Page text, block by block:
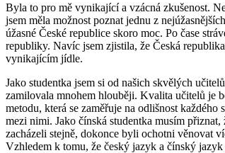
Byla to pro mě vynikající a vzácná zkušenost.
jsem měla možnost poznat jednu z
úžasné České republice skoro moc. Po čase
republiky. Navíc jsem zjistila, že Česká
vynikajícím jídle.
Jako studentka jsem si od našich skvělých
zamilovala mnohem hlouběji. Kvalita učitelů je
metodu, která se zaměřuje na odlišnost
mezi nimi. Jako čínská studentka musím
zacházeli stejně, dokonce byli ochotni věnovat
Vzhledem k tomu, že český jazyk a čínský